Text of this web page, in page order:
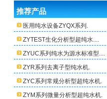
推荐产品
医用纯水设备ZYQX系列.
ZYTEST生化分析型超纯水....
ZYUC系列纯水为源水标准型....
ZYR系列去离子型纯水机.
ZYC系列常规分析型超纯水机.
ZYM系列微量分析型超纯水机.